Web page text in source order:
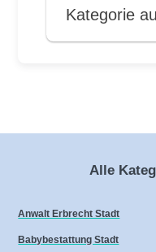
Alle
Anwalt Erbrecht Stadt
Babybestattung Stadt